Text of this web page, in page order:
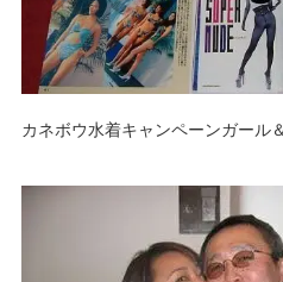
カネボウ水着キャンペーンガール